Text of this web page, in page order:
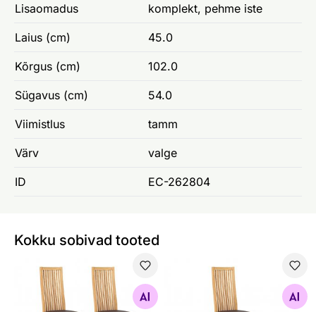
Lisaomadus komplekt, pehme iste
Laius (cm) 45.0
Kõrgus (cm) 102.0
Sügavus (cm) 54.0
Viimistlus tamm
Värv valge
ID EC-262804
Kokku sobivad tooted
Tammepuidust toolid Sandra, 2 tk
Otsi sarnaseid
Tammepuidust tool Sandra
Otsi sarnaseid